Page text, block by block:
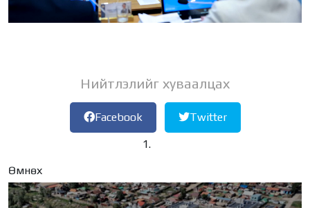
Нийтлэлийг хуваалцах
Facebook Twitter
Өмнөх